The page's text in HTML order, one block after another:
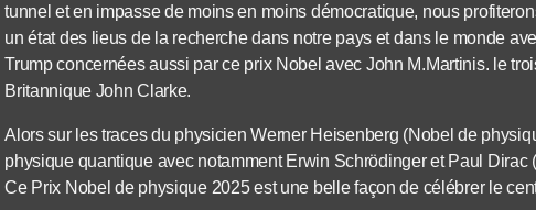
tunnel et en impasse de moins en moins démocratique, nous
un état des lieus de la recherche dans notre pays et dans le monde
Trump concernées aussi par ce prix Nobel avec John M.Martinis. le
Britannique John Clarke.
Alors sur les traces du physicien Werner Heisenberg (Nobel de
physique quantique avec notamment Erwin Schrödinger et Paul
Ce Prix Nobel de physique 2025 est une belle façon de célébrer le